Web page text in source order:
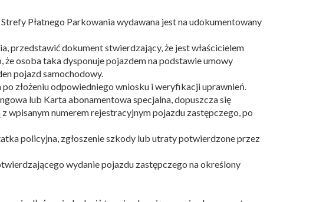
Płatnego Parkowania wydawana jest na udokumentowany
przedstawić dokument stwierdzający, że jest właścicielem
osoba taka dysponuje pojazdem na podstawie umowy
pojazd samochodowy.
złożeniu odpowiedniego wniosku i weryfikacji uprawnień.
lub Karta abonamentowa specjalna, dopuszcza się
numerem rejestracyjnym pojazdu zastępczego, po
policyjna, zgłoszenie szkody lub utraty potwierdzone przez
wydanie pojazdu zastępczego na określony